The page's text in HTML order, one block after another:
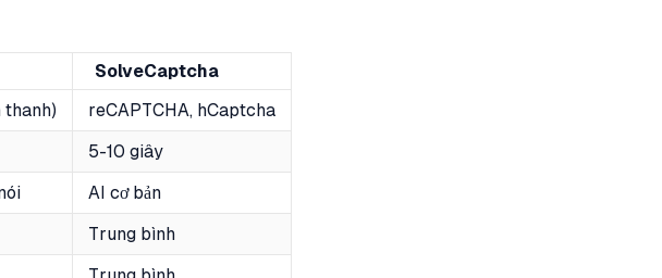
SolveCaptcha
thanh)
reCAPTCHA, hCaptcha
5-10 giây
AI cơ bản
Trung bình